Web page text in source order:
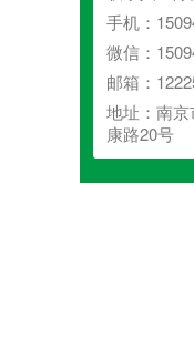
手机：
微信：
邮箱：
地址：南
康路20号